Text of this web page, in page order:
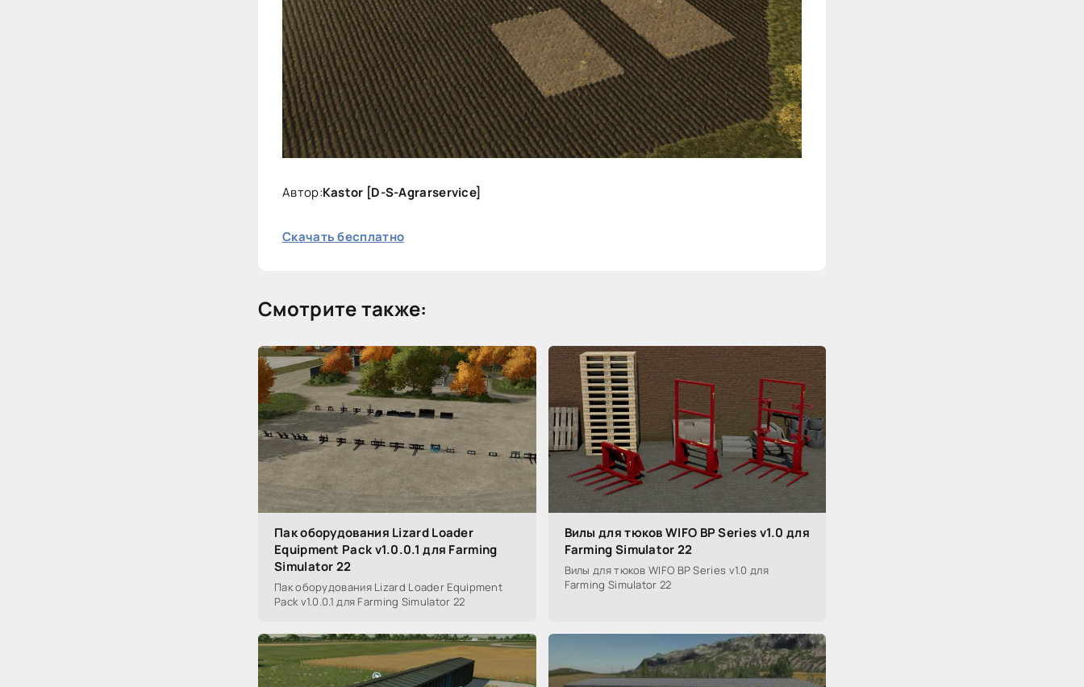
Автор:Kastor [D-S-Agrarservice]
Скачать бесплатно
Смотрите также:
Пак оборудования Lizard Loader
Equipment Pack v1.0.0.1 для Farming
Simulator 22
Пак оборудования Lizard Loader Equipment
Pack v1.0.0.1 для Farming Simulator 22
Вилы для тюков WIFO BP Series v1.0 для
Farming Simulator 22
Вилы для тюков WIFO BP Series v1.0 для
Farming Simulator 22